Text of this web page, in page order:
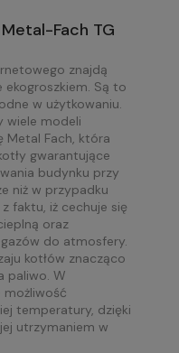
Fach TG
znajdą
ekogroszkiem. Są to
w użytkowaniu.
wiele modeli
Metal Fach, która
gwarantujące
budynku przy
niż w przypadku
faktu, iż cechuje się
oraz
do atmosfery.
kotłów znacząco
paliwo. W
temperatury, dzięki
utrzymaniem w